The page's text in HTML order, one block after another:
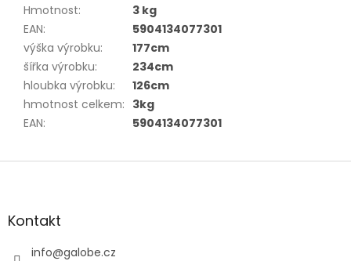
Hmotnost:
3 kg
EAN:
5904134077301
výška výrobku:
177cm
šířka výrobku:
234cm
hloubka výrobku:
126cm
hmotnost celkem: 3kg
EAN: 5904134077301
Z
aKontakt
info@galobe.cz